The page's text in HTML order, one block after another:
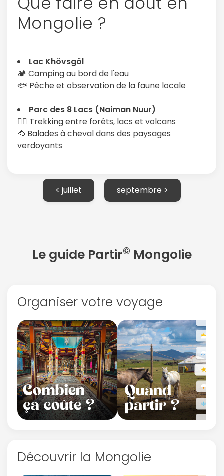
Mongolie ?
Lac Khövsgöl
🏕️ Camping au bord de l'eau
🐟 Pêche et observation de la faune locale
Parc des 8 Lacs (Naiman Nuur)
🚶‍♂️ Trekking entre forêts, lacs et volcans
🐴 Balades à cheval dans des paysages
verdoyants
< juillet septembre >
Le guide Partir© Mongolie
Organiser votre voyage
Découvrir la Mongolie
Politique de